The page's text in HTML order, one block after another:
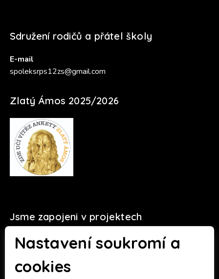
Nastavení soukromí a
cookies
Sdružení rodičů a přátel školy
E-mail
spoleksrps12zs@gmail.com
Zlatý Ámos 2025/2026
Jsme zapojeni v projektech